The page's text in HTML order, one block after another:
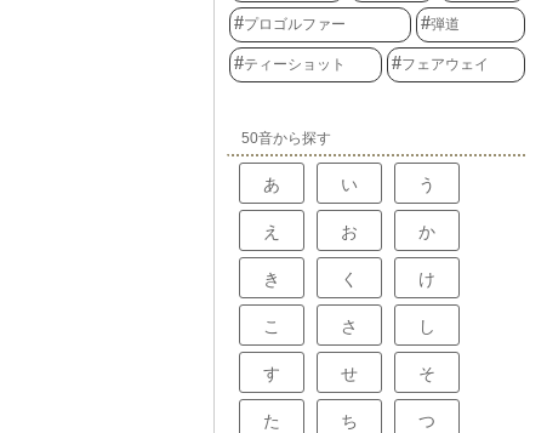
プロゴルファー 弾道
ティーショット フェアウェイ
50音から探す
あ い う
え お か
き く け
こ さ し
す せ そ
た ち つ